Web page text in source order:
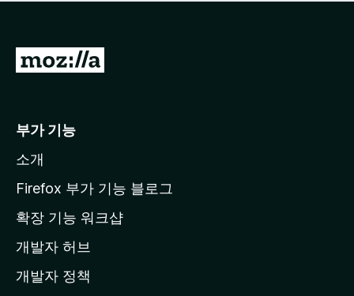
점
습
니
M
l
a
페
이
지
부가 기능
소개
Firefox 부가 기능 블로그
확장 기능 워크샵
개발자 허브
개발자 정책